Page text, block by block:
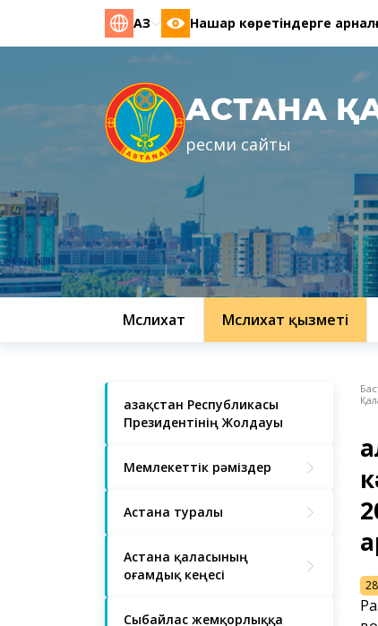
ҚАЗ Нашар көретіндерге
АСТАНА
ресми сайты
Мәслихат Мәслихат қызметі
Қазақстан Республикасы
Президентінің Жолдауы
Мемлекеттік рәміздер
Астана туралы
Астана қаласының
Қоғамдық кеңесі
Сыбайлас жемқорлыққа